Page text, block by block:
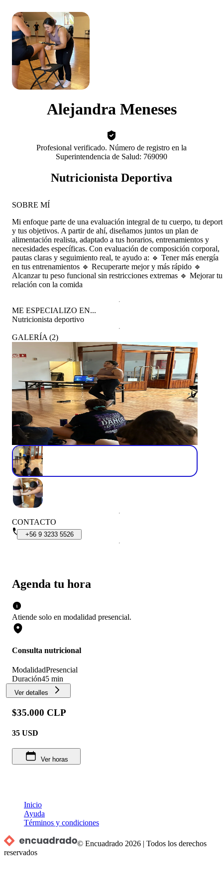
Alejandra Meneses
Profesional verificado. Número de registro en la
Superintendencia de Salud: 769090
Nutricionista Deportiva
Agenda tu hora
Atiende solo en modalidad presencial.
Consulta nutricional
ModalidadPresencial
Duración45 min
Ver detalles
$35.000 CLP
35 USD
Ver horas
SOBRE MÍ
Mi enfoque parte de una evaluación integral de tu cuerpo, tu
y tus objetivos. A partir de ahí, diseñamos juntos un plan de
alimentación realista, adaptado a tus horarios, entrenamientos y
necesidades específicas. Con evaluación de composición corporal,
pautas claras y seguimiento real, te ayudo a: 🔹 Tener más energía
en tus entrenamientos 🔹 Recuperarte mejor y más rápido 🔹
Alcanzar tu peso funcional sin restricciones extremas 🔹 Mejorar tu
relación con la comida
ME ESPECIALIZO EN...
Nutricionista deportivo
GALERÍA (2)
CONTACTO
+56 9 3233 5526
Inicio
Ayuda
Términos y condiciones
© Encuadrado 2026 |Todos los derechos
reservados